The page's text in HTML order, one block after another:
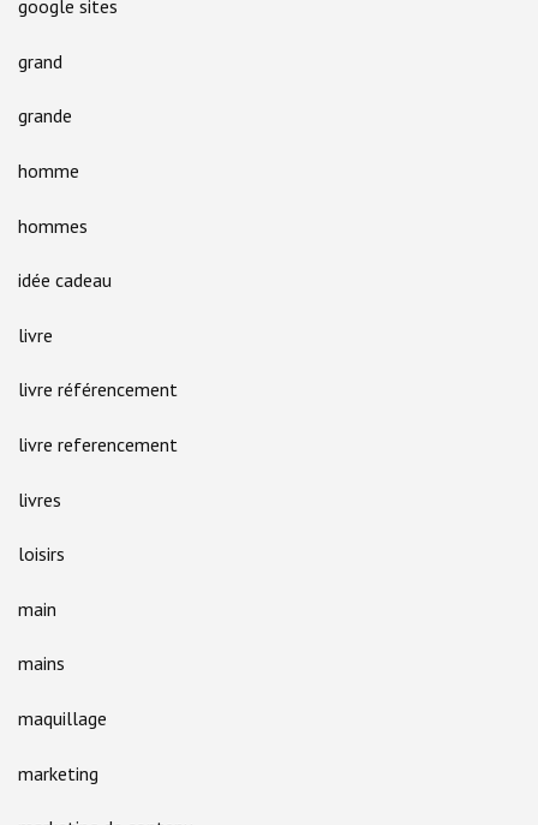
google sites
grand
grande
homme
hommes
idée cadeau
livre
livre référencement
livre referencement
livres
loisirs
main
mains
maquillage
marketing